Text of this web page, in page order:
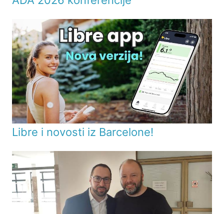
Libre i novosti iz Barcelone!